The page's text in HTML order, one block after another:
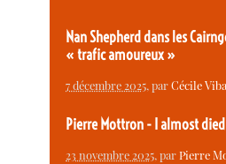
Nan Shepherd dans les
« trafic amoureux »
7 décembre 2025, parCécile
Pierre Mottron - I almost died
23 novembre 2025, parPierre